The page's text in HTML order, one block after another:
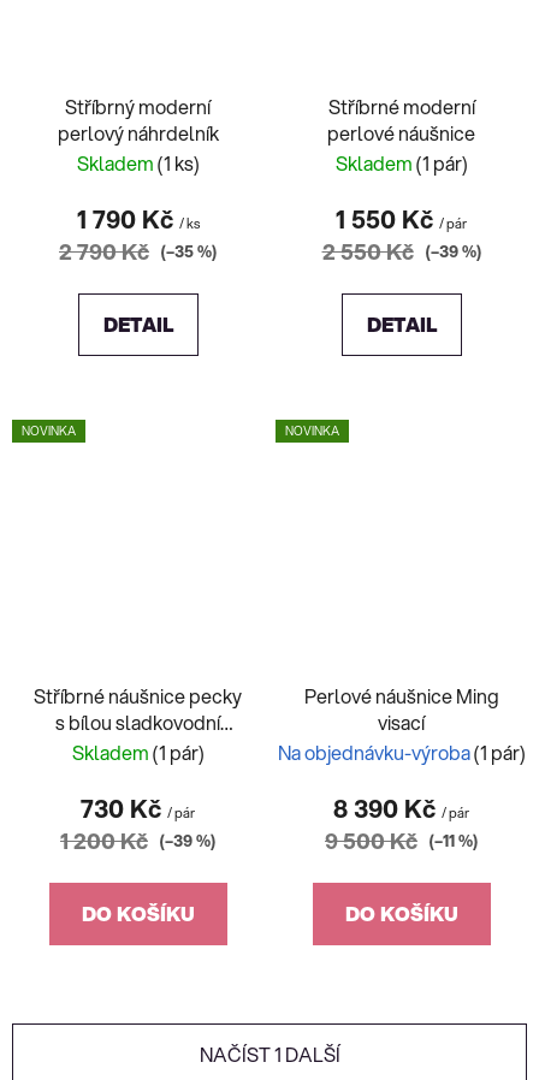
Stříbrný moderní
perlový náhrdelník
Skladem(1 ks)
1 790 Kč / ks
2 790 Kč (–35 %)
DETAIL
Stříbrné moderní
perlové náušnice
Skladem(1 pár)
1 550 Kč / pár
2 550 Kč (–39 %)
DETAIL
NOVINKA
Stříbrné náušnice pecky
s bílou sladkovodní
perlou 315.007
Skladem(1 pár)
730 Kč / pár
1 200 Kč (–39 %)
DO KOŠÍKU
NOVINKA
Perlové náušnice Ming
visací
Na objednávku-výroba(1 pár)
8 390 Kč / pár
9 500 Kč (–11 %)
DO KOŠÍKU
NAČÍST 1 DALŠÍ